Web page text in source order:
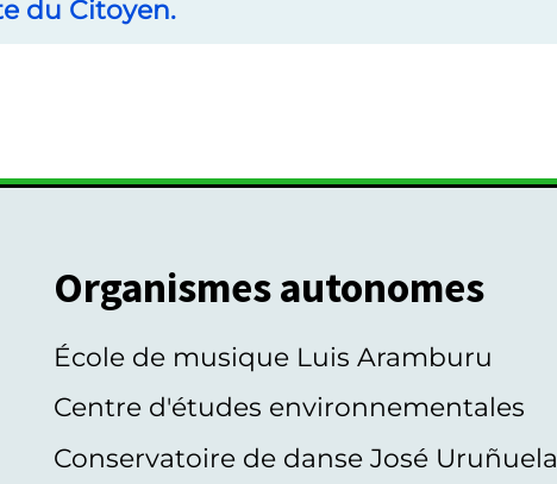
du Citoyen.
Organismes autonomes
École de musique Luis Aramburu
Centre d'études environnementales
Conservatoire de danse José Uruñuela